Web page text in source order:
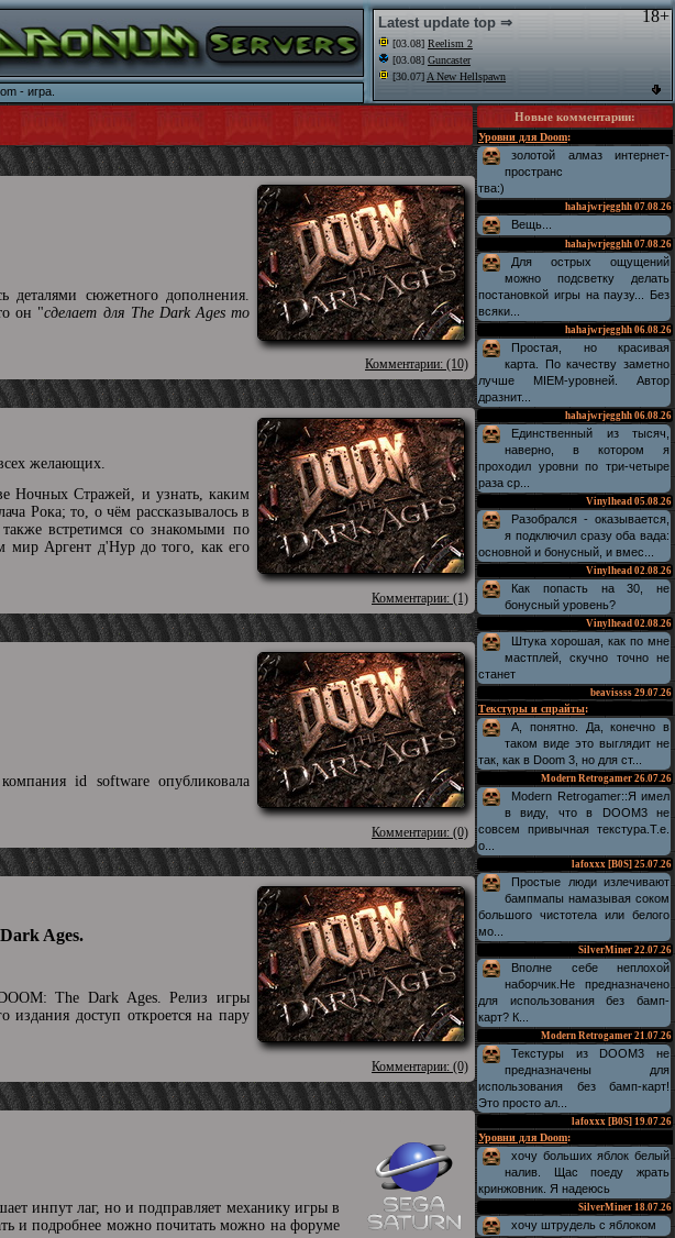
18+
Latest update top ⇒
[03.08] Reelism 2
[03.08] Guncaster
[30.07] A New Hellspawn
- игpа.
деталями сюжетного дополнения.
он "сделает для The Dark Ages то
Комментарии: (10)
желающих.
Ночных Стражей, и узнать, каким
Рока; то, о чём рассказывалось в
встретимся со знакомыми по
мир Аргент д'Нур до того, как его
Комментарии: (1)
id software опубликовала
Комментарии: (0)
Ages.
The Dark Ages. Релиз игры
доступ откроется на пару
Комментарии: (0)
инпут лаг, но и подправляет механику игры в
и подробнее можно почитать можно на форуме
Новые комментарии:
Уровни для Doom:
золотой алмаз интернет-
пространс
тва:)
hahajwrjegghh 07.08.26
Вещь...
hahajwrjegghh 07.08.26
Для острых ощущений
можно подсветку делать
постановкой игры на паузу... Без
всяки...
hahajwrjegghh 06.08.26
Простая, но красивая
карта. По качеству заметно
лучше MIEM-уровней. Автор
дразнит...
hahajwrjegghh 06.08.26
Единственный из тысяч,
наверно, в котором я
проходил уровни по три-четыре
раза ср...
Vinylhead 05.08.26
Разобрался - оказывается,
я подключил сразу оба вада:
основной и бонусный, и вмес...
Vinylhead 02.08.26
Как попасть на 30, не
бонусный уровень?
Vinylhead 02.08.26
Штука хорошая, как по мне
мастплей, скучно точно не
станет
beavissss 29.07.26
Текстуры и спрайты:
А, понятно. Да, конечно в
таком виде это выглядит не
так, как в Doom 3, но для ст...
Modern Retrogamer 26.07.26
Modern Retrogamer::Я имел
в виду, что в DOOM3 не
совсем привычная текстура.Т.е.
о...
lafoxxx [B0S] 25.07.26
Простые люди излечивают
бампмапы намазывая соком
большого чистотела или белого
мо...
SilverMiner 22.07.26
Вполне себе неплохой
наборчик.Не предназначено
для использования без бамп-
карт? К...
Modern Retrogamer 21.07.26
Текстуры из DOOM3 не
предназначены для
использования без бамп-карт!
Это просто ал...
lafoxxx [B0S] 19.07.26
Уровни для Doom:
хочу больших яблок белый
налив. Щас поеду жрать
кринжовник. Я надеюсь
SilverMiner 18.07.26
хочу штрудель с яблоком